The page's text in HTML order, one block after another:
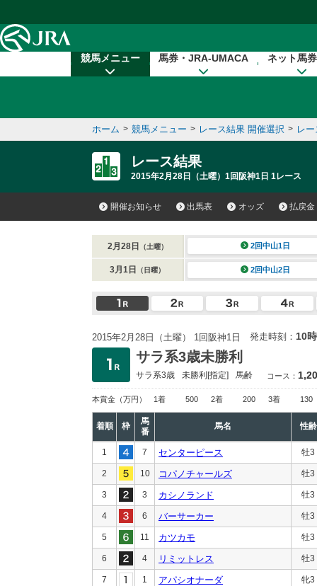
競馬メニュー 馬券・JRA-UMACA ネット馬
ホーム > 競馬メニュー > レース結果 開催選択 > レ
レース結果
2015年2月28日（土曜）1回阪神1日 1レース
開催お知らせ 出馬表 オッズ 払戻金
2月28日 （土曜） 2回中山1日
3月1日 （日曜） 2回中山2日
2015年2月28日（土曜） 1回阪神1日 発走時刻： 10
サラ系3歳未勝利
サラ系3歳 未勝利[指定] 馬齢 コース：
本賞金 （万円） 1着 500 2着 200 3着 130
着順 枠
馬
番
馬名 性齢
1 7 センターピース 牡3
2 10 コパノチャールズ 牡3
3 3 カシノランド 牡3
4 6 バーサーカー 牡3
5 11 カツカモ 牡3
6 4 リミットレス 牡3
7 1 アパシオナーダ 牝3